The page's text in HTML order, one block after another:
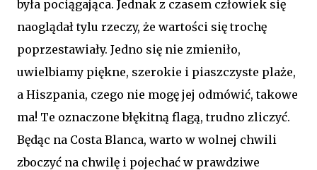
była pociągająca. Jednak z czasem człowiek się
naoglądał tylu rzeczy, że wartości się trochę
poprzestawiały. Jedno się nie zmieniło,
uwielbiamy piękne, szerokie i piaszczyste plaże,
a Hiszpania, czego nie mogę jej odmówić, takowe
ma! Te oznaczone błękitną flagą, trudno zliczyć.
Będąc na Costa Blanca, warto w wolnej chwili
zboczyć na chwilę i pojechać w prawdziwe